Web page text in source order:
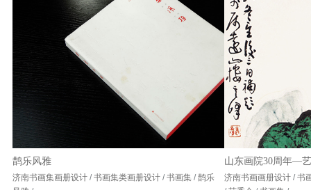
鹊乐风雅
济南书画集画册设计 /书画集类画册设计 /书画集 /鹊乐
山东画院30周年—
济南书画画册设计 /书